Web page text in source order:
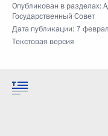
Опубликован в разделах:
Государственный Совет
Дата публикации: 7
Текстовая версия